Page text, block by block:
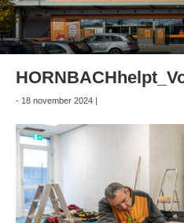
- 18 november 2024 |